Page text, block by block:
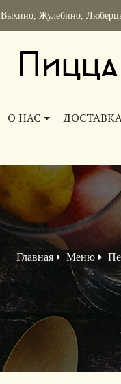
Выхино, Жулебино,
О НАС
Главная Меню